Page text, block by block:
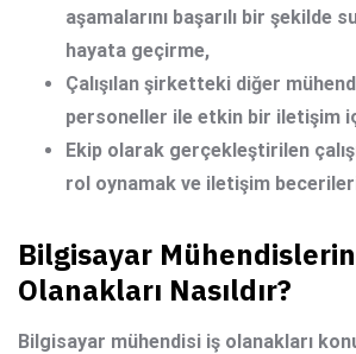
aşamalarını başarılı bir şekilde
hayata geçirme,
Çalışılan şirketteki diğer
personeller ile etkin bir iletişim
Ekip olarak gerçekleştirilen
rol oynamak ve iletişim
Bilgisayar
Olanakları Nasıldır?
Bilgisayar mühendisi iş olanakları